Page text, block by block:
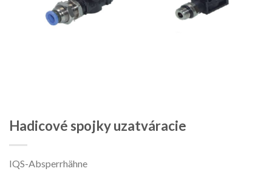
Hadicové spojky uzatváracie
IQS-Absperrhähne